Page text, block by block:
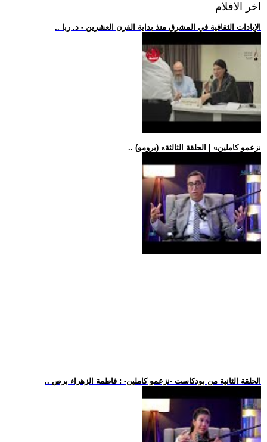
اخر الافلام
.. الإبادات الثقافية في المشرق منذ بداية القرن العشرين - د. ربا
.. (برومو) «نزعمو كاملين» | الحلقة الثالثة
.. الحلقة الثانية من بودكاست -نزعمو كاملين- : فاطمة الزهراء برص